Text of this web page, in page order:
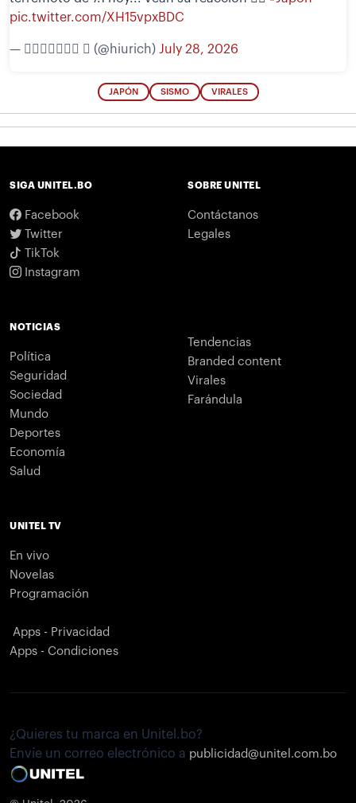
pic.twitter.com/XH15vpxBDC
— 𝖧𝗂𝗎𝗋𝗂𝖼𝗁  (@hiurich) July 28, 2026
JAPÓN SISMO VIRALES
SIGA UNITEL.BO
Facebook
Twitter
TikTok
Instagram
SOBRE UNITEL
Contáctanos
Legales
NOTICIAS
Política
Seguridad
Sociedad
Mundo
Deportes
Economía
Salud
Tendencias
Branded content
Virales
Farándula
UNITEL TV
En vivo
Novelas
Programación
Apps - Privacidad
Apps - Condiciones
¿Quieres tu marca en Unitel.bo?
Envíe un correo electrónico a publicidad@unitel.com.bo